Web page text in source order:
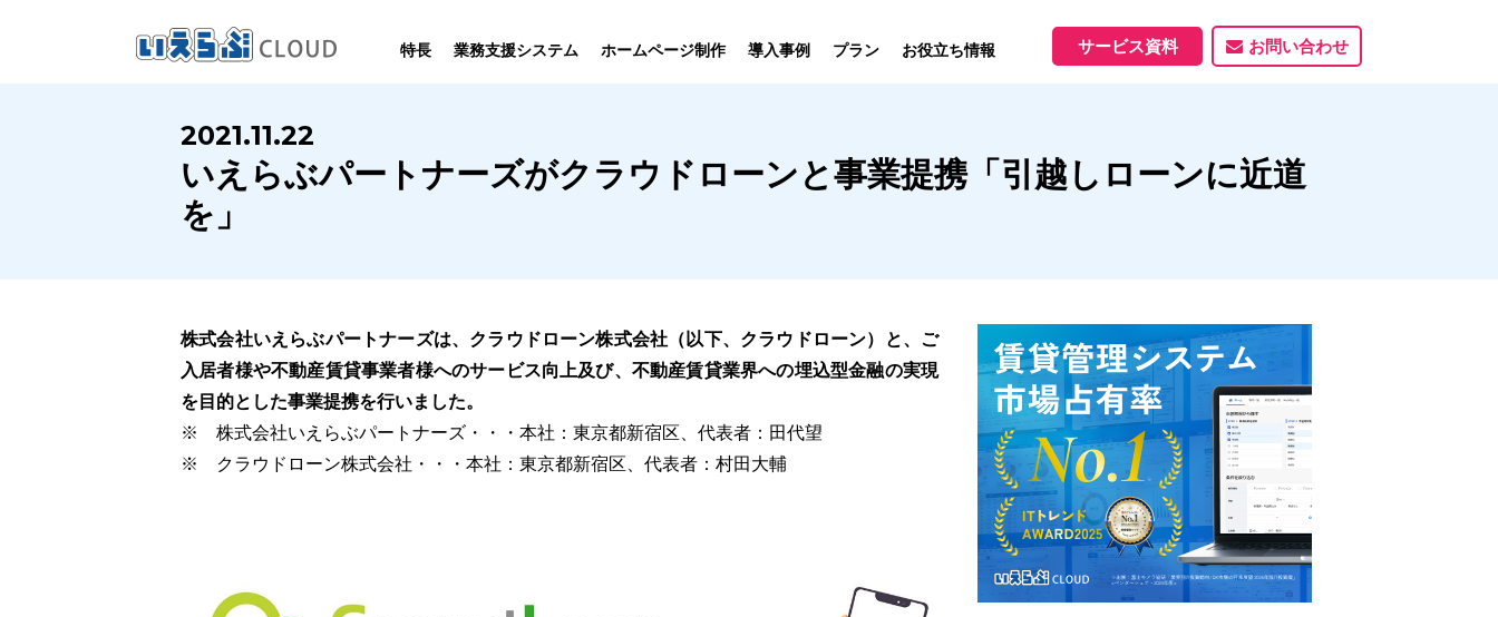
特長 業務支援システム
SYSTEM
いえらぶCLOUDは不動産業務を
幅広く支援しています。
賃貸仲介
業務向け機能 業務向け機能
賃貸管理
業務向け機能
サービス一覧
ホームページ制作
HOMEPAGE
いえらぶは集客用ホームページを
不動産業に特化して制作しています。
制作について
制作の流れ
制作実績
導入事例
PERFORMANCE
いえらぶCLOUDを実際にご利用の
お客様の声と制作実績のご紹介です。
ユーザーインタビュー ホームページ制作実績
プラン お役立ち情報
INFORMATION
いえらぶCLOUDや不動産業界に関する
ニュース･ノウハウをお伝えします。
ニュース一覧 お役立ちブログ 資料ダウンロード
サービス資料 お問い合わせ
2021.11.22
いえらぶパートナーズがクラウドローンと事業提携「引越しローンに近道
を」
株式会社いえらぶパートナーズは、クラウドローン株式会社（以下、クラウドローン）と、ご
入居者様や不動産賃貸事業者様へのサービス向上及び、不動産賃貸業界への埋込型金融の実現
を目的とした事業提携を行いました。
※ 株式会社いえらぶパートナーズ・・・本社：東京都新宿区、代表者：田代望
※ クラウドローン株式会社・・・本社：東京都新宿区、代表者：村田大輔